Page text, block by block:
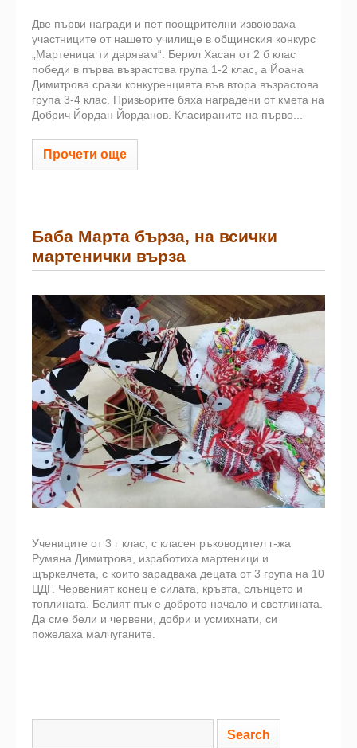
Две първи награди и пет поощрителни извоюваха
участниците от нашето училище в общинския конкурс
„Мартеница ти дарявам“. Берил Хасан от 2 б клас
победи в първа възрастова група 1-2 клас, а Йоана
Димитрова срази конкуренцията във втора възрастова
група 3-4 клас. Призьорите бяха наградени от кмета на
Добрич Йордан Йорданов. Класираните на първо...
Прочети още
Баба Марта бърза, на всички
мартенички върза
Учениците от 3 г клас, с класен ръководител г-жа
Румяна Димитрова, изработиха мартеници и
щъркелчета, с които зарадваха децата от 3 група на 10
ЦДГ. Червеният конец е силата, кръвта, слънцето и
топлината. Белият пък е доброто начало и светлината.
Да сме бели и червени, добри и усмихнати, си
пожелаха малчуганите.